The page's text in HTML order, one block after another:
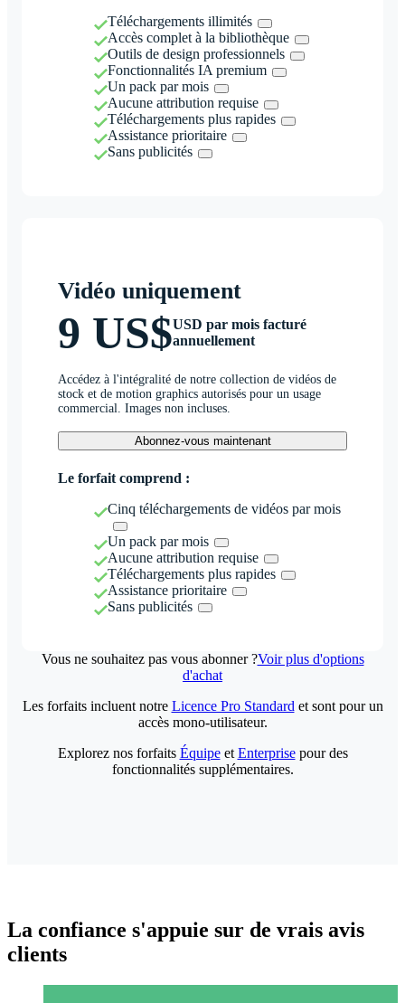
Téléchargements illimités
Accès complet à la bibliothèque
Outils de design professionnels
Fonctionnalités IA premium
Un pack par mois
Aucune attribution requise
Téléchargements plus rapides
Assistance prioritaire
Sans publicités
Vidéo uniquement
9 US$USD par mois facturé
annuellement
Accédez à l'intégralité de notre collection de vidéos de
stock et de motion graphics autorisés pour un usage
commercial. Images non incluses.
Abonnez-vous maintenant
Le forfait comprend :
Cinq téléchargements de vidéos par mois
Un pack par mois
Aucune attribution requise
Téléchargements plus rapides
Assistance prioritaire
Sans publicités
Vous ne souhaitez pas vous abonner ?Voir plus d'options
d'achat
Les forfaits incluent notre Licence Pro Standard et sont pour un
accès mono-utilisateur.
Explorez nos forfaits Équipeet Enterprisepour des
fonctionnalités supplémentaires.
La confiance s'appuie sur de vrais avis
clients